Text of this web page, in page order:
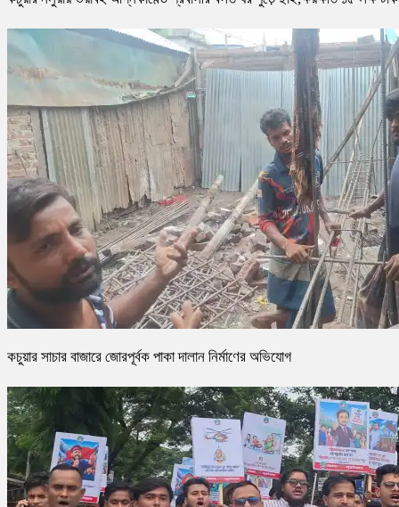
কচুয়ার সাচার বাজারে জোরপূর্বক পাকা দালান নির্মাণের অভিযোগ